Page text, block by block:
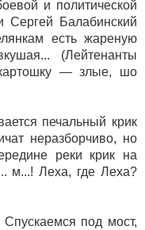
и политической
Балабинский
есть жареную
(Лейтенанты
— злые, шо
печальный крик
неразборчиво, но
реки крик на
м...! Леха, где Леха?
Спускаемся под мост,